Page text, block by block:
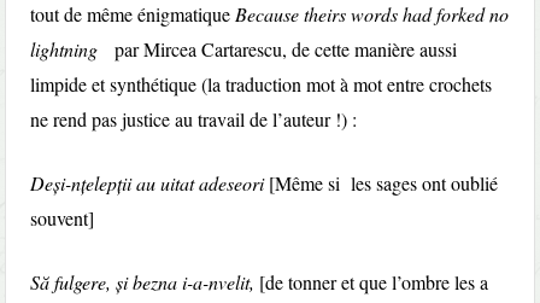
tout de même énigmatique Because theirs words had forked no
lightning par Mircea Cartarescu, de cette manière aussi
limpide et synthétique (la traduction mot à mot entre crochets
ne rend pas justice au travail de l’auteur !) :
Deși-nțelepții au uitat adeseori[Même si les sages ont oublié
souvent]
Să fulgere, și bezna i-a-nvelit, [de tonner et que l’ombre les a